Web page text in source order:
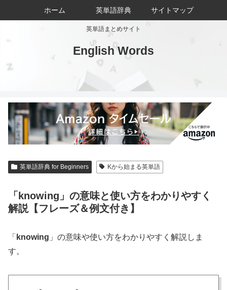
英単語まとめサイト
English Words
ホーム 英単語辞典 サイトマップ
英単語辞典 for Beginners Kから始まる英単語
「knowing」の意味と使い方をわかりやすく
解説【フレーズ＆例文付き】
「 knowing 」の意味や使い方をわかりやすく解説しま
す。